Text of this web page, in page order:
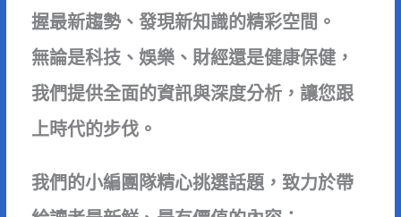
握最新趨勢、發現新知識的精彩空間。
無論是科技、娛樂、財經還是健康保健，
我們提供全面的資訊與深度分析，讓您跟
上時代的步伐。
我們的小編團隊精心挑選話題，致力於帶